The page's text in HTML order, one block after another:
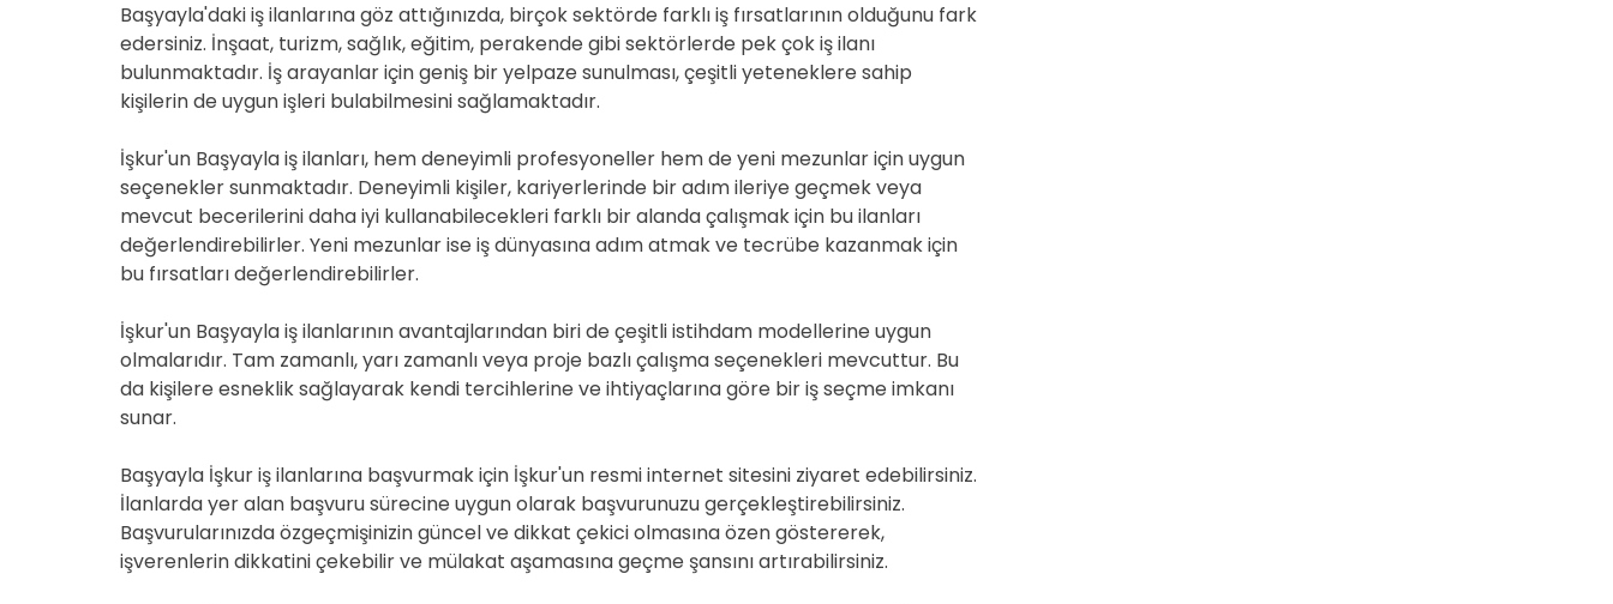
Başyayla'daki iş ilanlarına göz attığınızda, birçok sektörde farklı iş fırsatlarının olduğunu fark
edersiniz. İnşaat, turizm, sağlık, eğitim, perakende gibi sektörlerde pek çok iş ilanı
bulunmaktadır. İş arayanlar için geniş bir yelpaze sunulması, çeşitli yeteneklere sahip
kişilerin de uygun işleri bulabilmesini sağlamaktadır.
İşkur'un Başyayla iş ilanları, hem deneyimli profesyoneller hem de yeni mezunlar için uygun
seçenekler sunmaktadır. Deneyimli kişiler, kariyerlerinde bir adım ileriye geçmek veya
mevcut becerilerini daha iyi kullanabilecekleri farklı bir alanda çalışmak için bu ilanları
değerlendirebilirler. Yeni mezunlar ise iş dünyasına adım atmak ve tecrübe kazanmak için
bu fırsatları değerlendirebilirler.
İşkur'un Başyayla iş ilanlarının avantajlarından biri de çeşitli istihdam modellerine uygun
olmalarıdır. Tam zamanlı, yarı zamanlı veya proje bazlı çalışma seçenekleri mevcuttur. Bu
da kişilere esneklik sağlayarak kendi tercihlerine ve ihtiyaçlarına göre bir iş seçme imkanı
sunar.
Başyayla İşkur iş ilanlarına başvurmak için İşkur'un resmi internet sitesini ziyaret edebilirsiniz.
İlanlarda yer alan başvuru sürecine uygun olarak başvurunuzu gerçekleştirebilirsiniz.
Başvurularınızda özgeçmişinizin güncel ve dikkat çekici olmasına özen göstererek,
işverenlerin dikkatini çekebilir ve mülakat aşamasına geçme şansını artırabilirsiniz.